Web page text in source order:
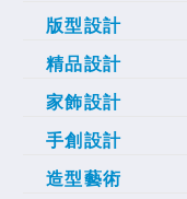
版型設計
精品設計
家飾設計
手創設計
造型藝術